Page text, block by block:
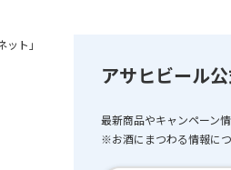
ト」
アサヒビール
最新商品やキャンペーン
※お酒にまつわる情報に